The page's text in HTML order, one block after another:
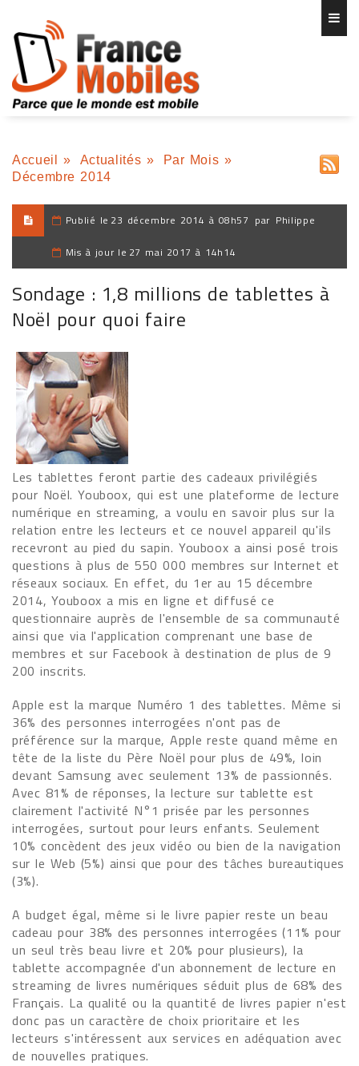
Accueil » Actualités » Par Mois »
Décembre 2014
Publié le 23 décembre 2014 à 08h57 par Philippe
Mis à jour le 27 mai 2017 à 14h14
Sondage : 1,8 millions de tablettes à
Noël pour quoi faire
Les tablettes feront partie des cadeaux privilégiés
pour Noël. Youboox, qui est une plateforme de lecture
numérique en streaming, a voulu en savoir plus sur la
relation entre les lecteurs et ce nouvel appareil qu'ils
recevront au pied du sapin. Youboox a ainsi posé trois
questions à plus de 550 000 membres sur Internet et
réseaux sociaux. En effet, du 1er au 15 décembre
2014, Youboox a mis en ligne et diffusé ce
questionnaire auprès de l'ensemble de sa communauté
ainsi que via l'application comprenant une base de
membres et sur Facebook à destination de plus de 9
200 inscrits.
Apple est la marque Numéro 1 des tablettes. Même si
36% des personnes interrogées n'ont pas de
préférence sur la marque, Apple reste quand même en
tête de la liste du Père Noël pour plus de 49%, loin
devant Samsung avec seulement 13% de passionnés.
Avec 81% de réponses, la lecture sur tablette est
clairement l'activité N°1 prisée par les personnes
interrogées, surtout pour leurs enfants. Seulement
10% concèdent des jeux vidéo ou bien de la navigation
sur le Web (5%) ainsi que pour des tâches bureautiques
(3%).
A budget égal, même si le livre papier reste un beau
cadeau pour 38% des personnes interrogées (11% pour
un seul très beau livre et 20% pour plusieurs), la
tablette accompagnée d'un abonnement de lecture en
streaming de livres numériques séduit plus de 68% des
Français. La qualité ou la quantité de livres papier n'est
donc pas un caractère de choix prioritaire et les
lecteurs s'intéressent aux services en adéquation avec
de nouvelles pratiques.